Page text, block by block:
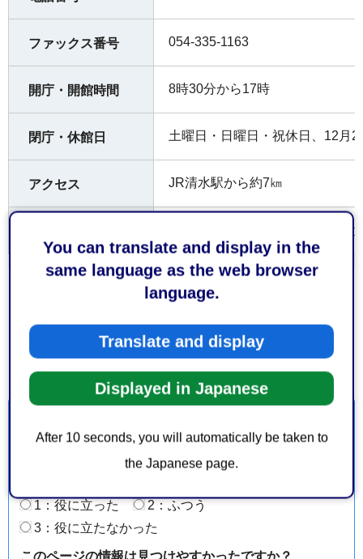
You can translate and display in the
same language as the web browser
language.
Translate and display
Displayed in Japanese
After 10 seconds, you will automatically be taken to
the Japanese page.
ファックス番号 054-335-1163
開庁・開館時間 8時30分から17時
閉庁・休館日 土曜日・日曜日・祝休日、12月
アクセス JR清水駅から約7㎞
清水うなばら学園（外部サイト
Google Mapsで地図を見る
見をお聞かせください
1：役に立った
2：ふつう
3：役に立たなかった